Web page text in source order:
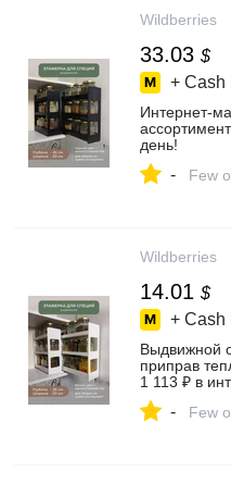
Wildberries
33.03 $
+ Cash
день!
- Few
Wildberries
14.01 $
+ Cash
Выдвижной
приправ
1 113 ₽ в
- Few